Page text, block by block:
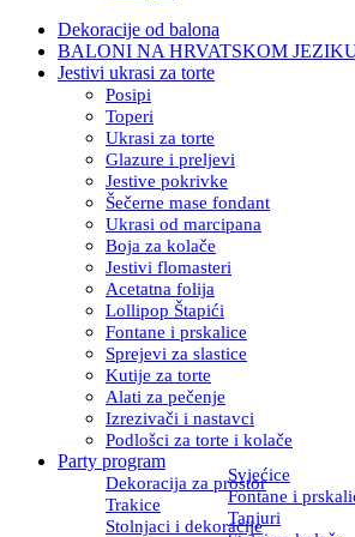
Dekoracije od balona
BALONI NA HRVATSKOM
Jestivi ukrasi za torte
Posipi
Toperi
Ukrasi za torte
Glazure i preljevi
Jestive pokrivke
Šečerne mase fondant
Ukrasi od marcipana
Boja za kolače
Jestivi flomasteri
Acetatna folija
Lollipop Štapići
Fontane i prskalice
Sprejevi za slastice
Kutije za torte
Alati za pečenje
Izrezivači i nastavci
Podlošci za torte i kolače
Party program
Dekoracija za prostor
Svjećice
Trakice
Fontane i
Stolnjaci i dekoracije
Tanjuri